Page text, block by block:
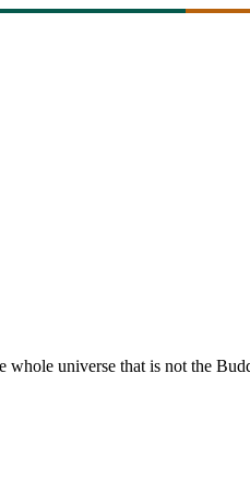
universe that is not the